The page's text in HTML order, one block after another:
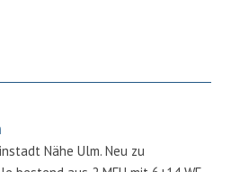
Nähe Ulm. Neu zu